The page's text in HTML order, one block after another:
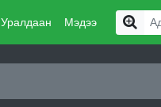
Уралдаан Мэдээ